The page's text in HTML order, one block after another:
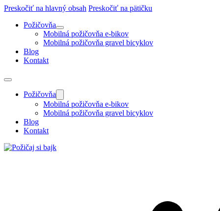
Preskočiť na hlavný obsah Preskočiť na pätičku
Požičovňa
Mobilná požičovňa e-bikov
Mobilná požičovňa gravel bicyklov
Blog
Kontakt
Požičovňa
Mobilná požičovňa e-bikov
Mobilná požičovňa gravel bicyklov
Blog
Kontakt